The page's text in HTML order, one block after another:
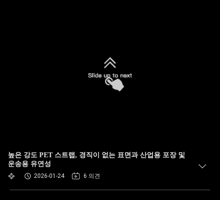
높은 강도 PET 스트랩, 경직이 없는 표면과 산업용 포장 및
운송용 유연성
2026-01-24 6 의견